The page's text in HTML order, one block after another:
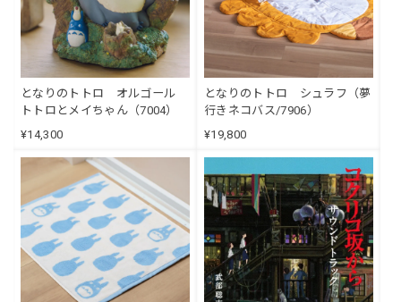
となりのトトロ オルゴール
トトロとメイちゃん（7004）
¥14,300
となりのトトロ シュラフ（夢
行きネコバス/7906）
¥19,800